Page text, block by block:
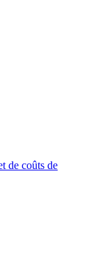
de coûts de